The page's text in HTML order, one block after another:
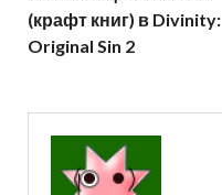
(крафт книг) в Divinity:
Original Sin 2